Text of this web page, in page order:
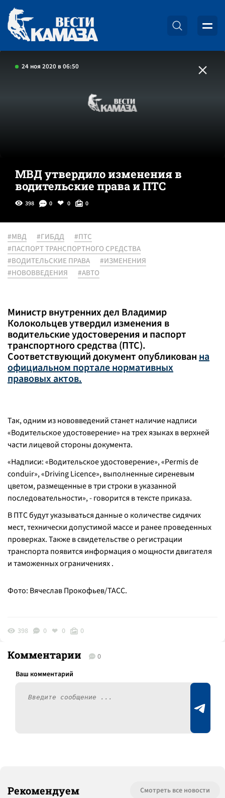
24 ноя 2020 в 06:50
МВД утвердило изменения в
водительские права и ПТС
398 0 0 0
#МВД #ГИБДД
#ПТС
#ПАСПОРТ ТРАНСПОРТНОГО СРЕДСТВА
#ВОДИТЕЛЬСКИЕ ПРАВА
#ИЗМЕНЕНИЯ
#НОВОВВЕДЕНИЯ
#АВТО
Министр внутренних дел Владимир
Колокольцев утвердил изменения в
водительские удостоверения и паспорт
транспортного средства (ПТС).
Соответствующий документ опубликован на
официальном портале нормативных
правовых актов.
Так, одним из нововведений станет наличие надписи
«Водительское удостоверение» на трех языках в верхней
части лицевой стороны документа.
«Надписи: «Водительское удостоверение», «Permis de
conduir», «Driving Licence», выполненные сиреневым
цветом, размещенные в три строки в указанной
последовательности», - говорится в тексте приказа.
В ПТС будут указываться данные о количестве сидячих
мест, технически допустимой массе и ранее проведенных
проверках. Также в свидетельстве о регистрации
транспорта появится информация о мощности двигателя
и таможенных ограничениях .
Фото: Вячеслав Прокофьев/ТАСС.
398 0 0 0
Комментарии 0
Рекомендуем Смотреть все новости